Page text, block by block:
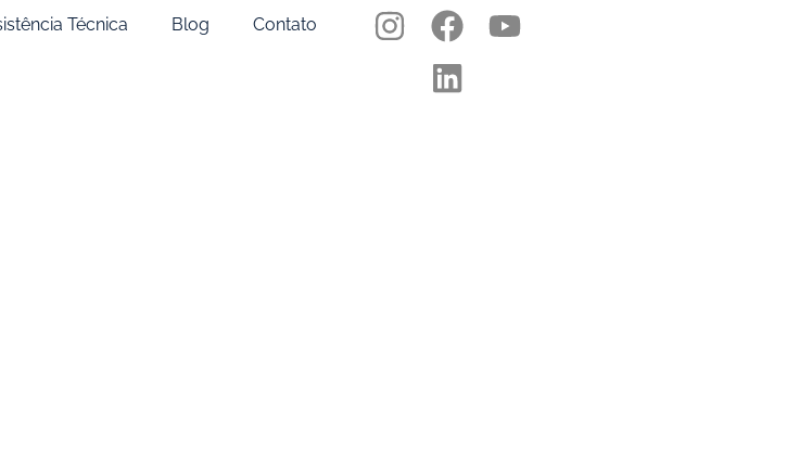
Técnica Blog Contato